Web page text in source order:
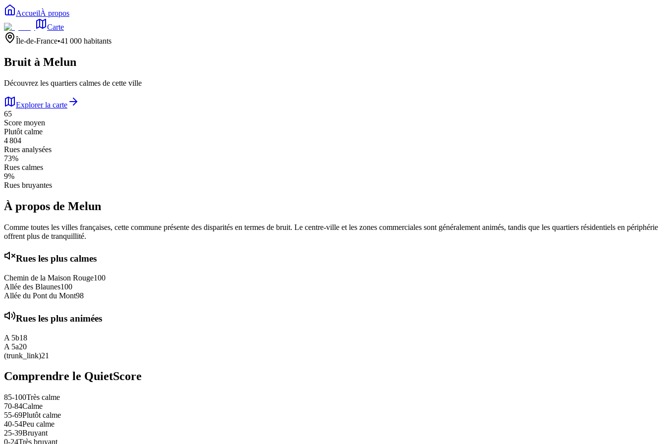
AccueilÀ propos
Carte
Île-de-France•41 000 habitants
Bruit à Melun
Découvrez les quartiers calmes de cette ville
Explorer la carte
65
Score moyen
Plutôt calme
4 804
Rues analysées
73%
Rues calmes
9%
Rues bruyantes
À propos de Melun
Comme toutes les villes françaises, cette commune présente des disparités en termes de bruit. Le centre-ville et les zones commerciales sont généralement animés, tandis que les quartiers résidentiels en périphérie
offrent plus de tranquillité.
Rues les plus calmes
Chemin de la Maison Rouge100
Allée des Blaunes100
Allée du Pont du Mont98
Rues les plus animées
A 5b18
A 5a20
(trunk_link)21
Comprendre le QuietScore
85-100Très calme
70-84Calme
55-69Plutôt calme
40-54Peu calme
25-39Bruyant
0-24Très bruyant